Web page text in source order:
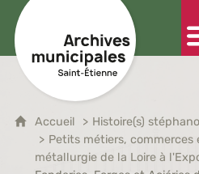
Accueil Histoire(s)
Petits métiers, commerces
métallurgie de la Loire à